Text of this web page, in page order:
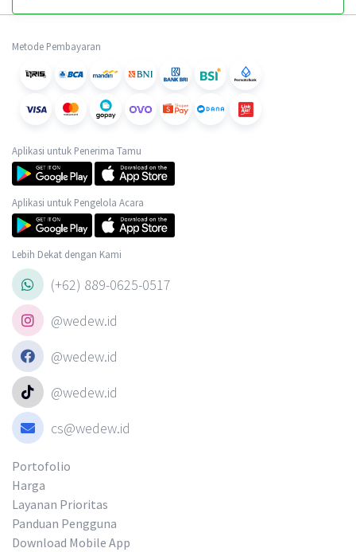
Metode Pembayaran
Aplikasi untuk Penerima Tamu
Aplikasi untuk Pengelola Acara
Lebih Dekat dengan Kami
(+62) 889-0625-0517
@wedew.id
@wedew.id
@wedew.id
cs@wedew.id
Portofolio
Harga
Layanan Prioritas
Panduan Pengguna
Download Mobile App